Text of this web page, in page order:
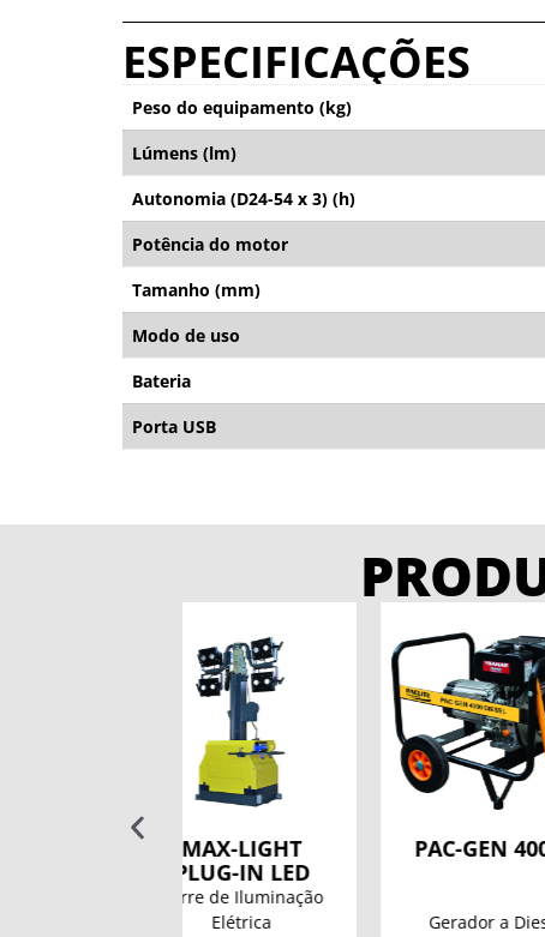
ESPECIFICAÇÕES
Peso do equipamento (kg)
Lúmens (lm)
Autonomia (D24-54 x 3) (h)
Potência do motor
Tamanho (mm)
Modo de uso
Bateria
Porta USB
PAC-GEN 4000D
Gerador a Diesel
PL2000